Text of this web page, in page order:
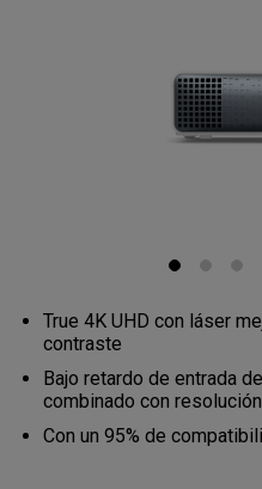
True 4K UHD con láser
contraste
Bajo retardo de entrada
combinado con
Con un 95% de